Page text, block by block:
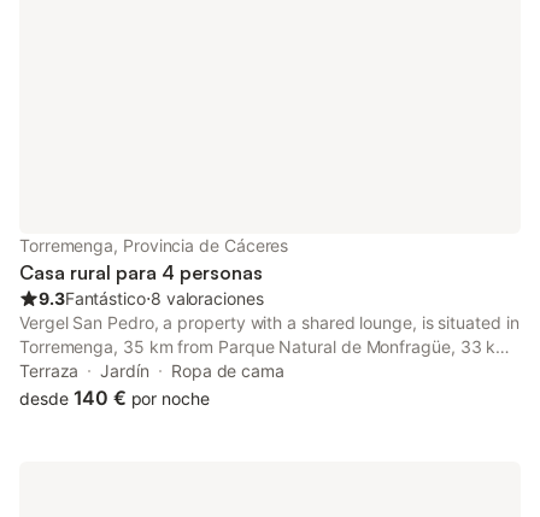
Torremenga, Provincia de Cáceres
Casa rural para 4 personas
9.3Fantástico⋅8 valoraciones
Vergel San Pedro, a property with a shared lounge, is situated in
Torremenga, 35 km from Parque Natural de Monfragüe, 33 km
from Plaza Mayor, as well as 12 km from Monasterio de Yuste.
This property offers access to a balcony and free private...
Terraza Jardín
Ropa de cama
desde 140 € por noche